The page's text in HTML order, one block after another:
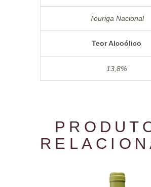
Touriga Nacional
Teor Alcoólico
13,8%